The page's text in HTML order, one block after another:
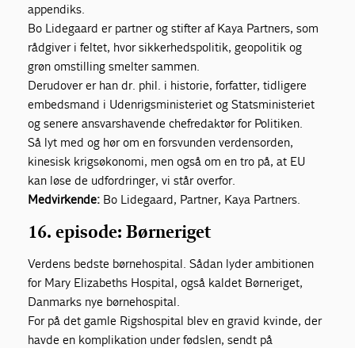
appendiks.
Bo Lidegaard er partner og stifter af Kaya Partners, som
rådgiver i feltet, hvor sikkerhedspolitik, geopolitik og
grøn omstilling smelter sammen.
Derudover er han dr. phil. i historie, forfatter, tidligere
embedsmand i Udenrigsministeriet og Statsministeriet
og senere ansvarshavende chefredaktør for Politiken.
Så lyt med og hør om en forsvunden verdensorden,
kinesisk krigsøkonomi, men også om en tro på, at EU
kan løse de udfordringer, vi står overfor.
Medvirkende: Bo Lidegaard, Partner, Kaya Partners.
16. episode: Børneriget
Verdens bedste børnehospital. Sådan lyder ambitionen
for Mary Elizabeths Hospital, også kaldet Børneriget,
Danmarks nye børnehospital.
For på det gamle Rigshospital blev en gravid kvinde, der
havde en komplikation under fødslen, sendt på